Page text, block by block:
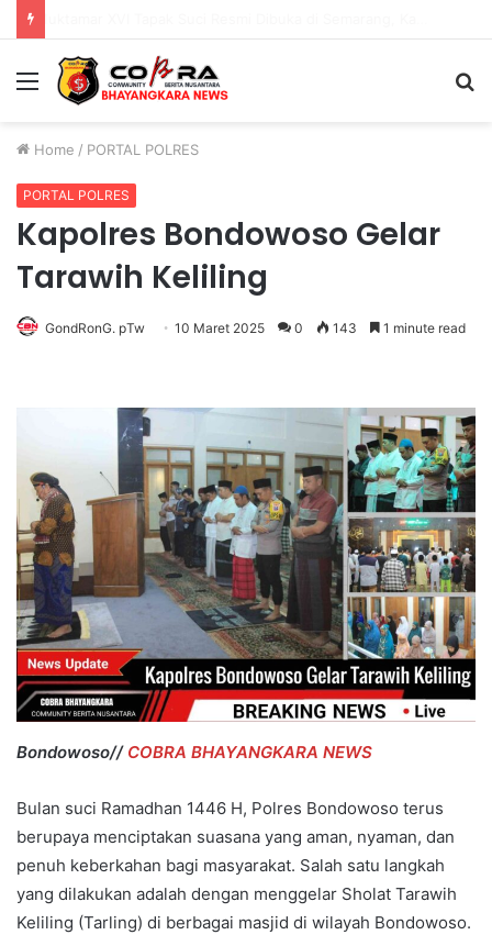
Menu
Home / PORTAL POLRES
PORTAL POLRES
Kapolres Bondowoso Gelar
Tarawih Keliling
GondRonG. pTw 10 Maret 2025 0 143 1 minute read
Bondowoso// COBRA BHAYANGKARA NEWS
Bulan suci Ramadhan 1446 H, Polres Bondowoso terus
berupaya menciptakan suasana yang aman, nyaman, dan
penuh keberkahan bagi masyarakat. Salah satu langkah
yang dilakukan adalah dengan menggelar Sholat Tarawih
Keliling (Tarling) di berbagai masjid di wilayah Bondowoso.